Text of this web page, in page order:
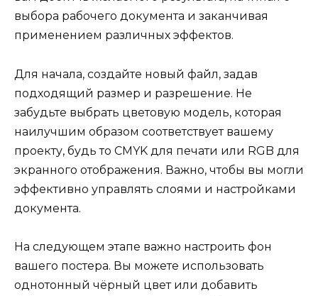
выбора рабочего документа и заканчивая
применением различных эффектов.
Для начала, создайте новый файл, задав
подходящий размер и разрешение. Не
забудьте выбрать цветовую модель, которая
наилучшим образом соответствует вашему
проекту, будь то CMYK для печати или RGB для
экранного отображения. Важно, чтобы вы могли
эффективно управлять слоями и настройками
документа.
На следующем этапе важно настроить фон
вашего постера. Вы можете использовать
однотонный чёрный цвет или добавить